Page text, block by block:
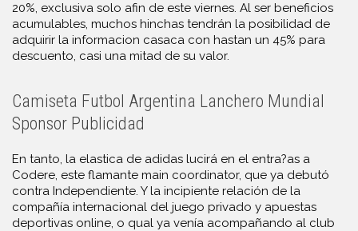
20%, exclusiva solo afin de este viernes. Al ser beneficios
acumulables, muchos hinchas tendrán la posibilidad de
adquirir la informacion casaca con hastan un 45% para
descuento, casi una mitad de su valor.
Camiseta Futbol Argentina Lanchero Mundial
Sponsor Publicidad
En tanto, la elastica de adidas lucirá en el entra?as a
Codere, este flamante main coordinator, que ya debutó
contra Independiente. Y la incipiente relación de la
compañía internacional del juego privado y apuestas
deportivas online, o qual ya venía acompañando al club